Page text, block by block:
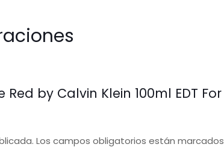
by Calvin Klein 100ml EDT For
Los campos obligatorios están marcados